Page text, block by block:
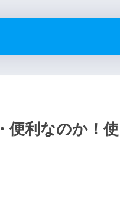
便利なのか！使